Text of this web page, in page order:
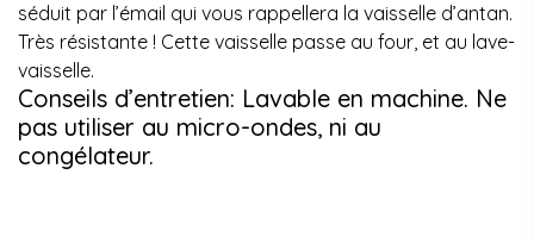
séduit par l’émail qui vous rappellera la vaisselle d’antan.
Très résistante ! Cette vaisselle passe au four, et au lave-
vaisselle.
Conseils d’entretien: Lavable en machine. Ne
pas utiliser au micro-ondes, ni au
congélateur.